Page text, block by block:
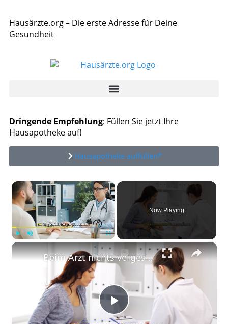
Hausärzte.org – Die erste Adresse für Deine
Gesundheit
Dringende Empfehlung: Füllen Sie jetzt Ihre
Hausapotheke auf!
Hausapotheke auffüllen*
×
Now Playing
×
Play
Beim Arzt nichts vergessen - Diese 5 Infos sind entscheidend!